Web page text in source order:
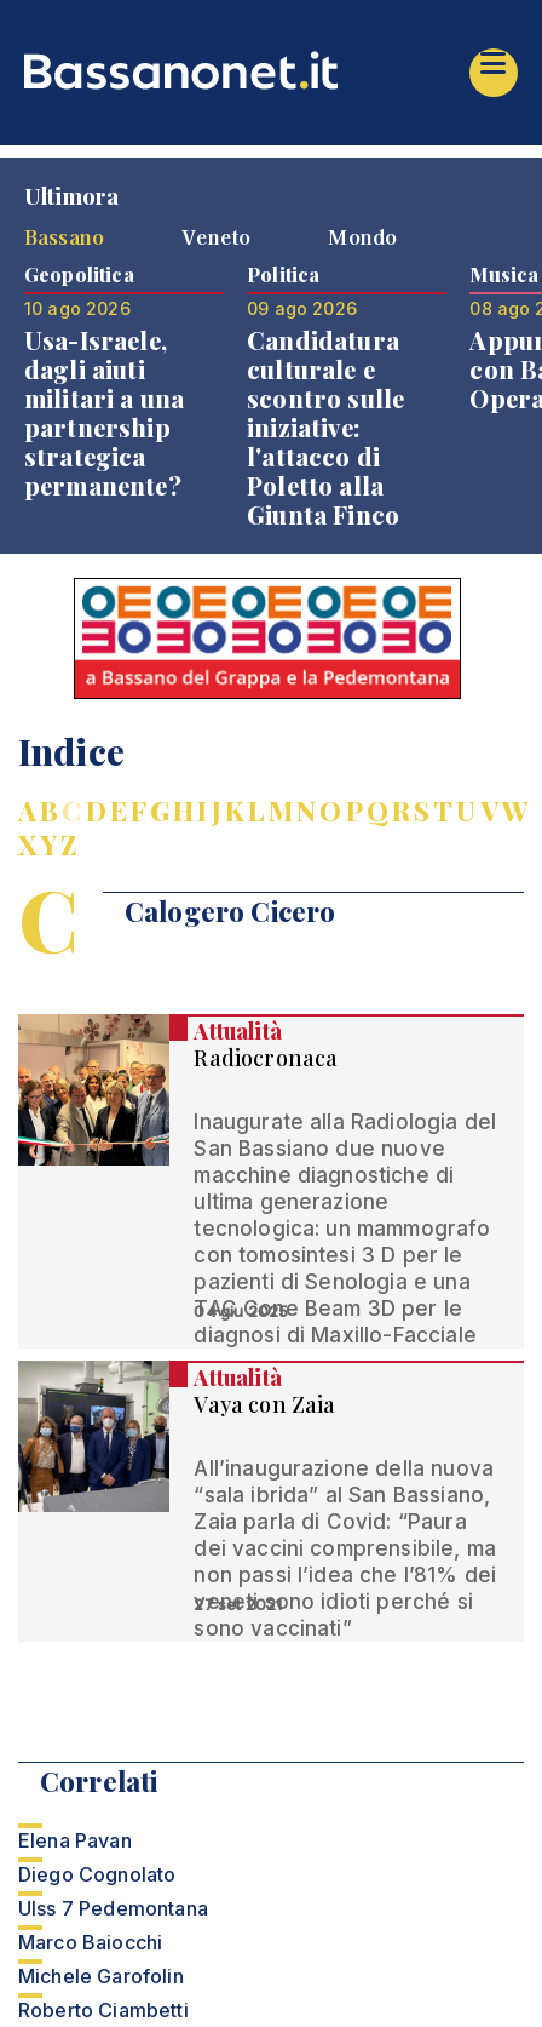
Ultimora
Bassano
Veneto Mondo
Geopolitica
10 ago 2026
Usa-Israele,
dagli aiuti
militari a una
partnership
strategica
permanente?
Politica
09 ago 2026
Candidatura
culturale e
scontro sulle
iniziative:
l'attacco di
Poletto alla
Giunta Finco
Musica
08 ago
con
Indice
ABCDEFGHIJKLMNOPQRSTUVW
XYZ
C Calogero Cicero
Attualità
Radiocronaca
Inaugurate alla Radiologia del
San Bassiano due nuove
macchine diagnostiche di
ultima generazione
tecnologica: un mammografo
con tomosintesi 3 D per le
pazienti di Senologia e una
TAC Cone Beam 3D per le
diagnosi di Maxillo-Facciale
04 giu 2025
Attualità
Vaya con Zaia
All’inaugurazione della nuova
“sala ibrida” al San Bassiano,
Zaia parla di Covid: “Paura
dei vaccini comprensibile, ma
non passi l’idea che l’81% dei
veneti sono idioti perché si
sono vaccinati”
27 set 2021
Correlati
Elena Pavan
Diego Cognolato
Ulss 7 Pedemontana
Marco Baiocchi
Michele Garofolin
Roberto Ciambetti